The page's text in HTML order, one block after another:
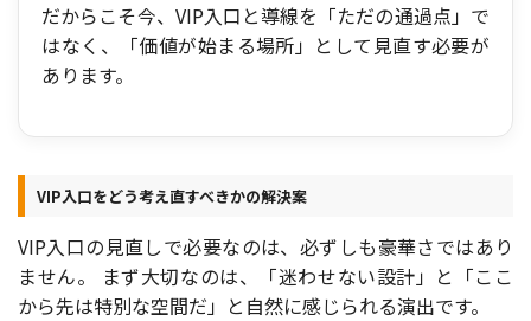
だからこそ今、VIP入口と導線を「ただの通過点」で
はなく、「価値が始まる場所」として見直す必要が
あります。
VIP入口をどう考え直すべきかの解決案
VIP入口の見直しで必要なのは、必ずしも豪華さではあり
ません。 まず大切なのは、「迷わせない設計」と「ここ
から先は特別な空間だ」と自然に感じられる演出です。